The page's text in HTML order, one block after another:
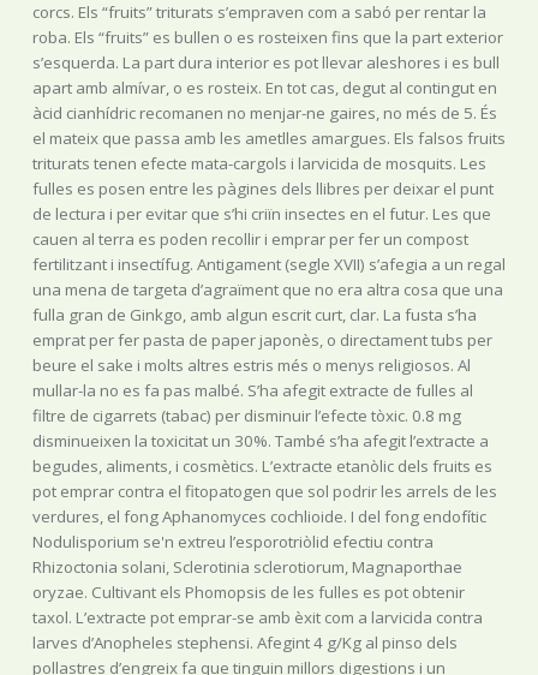
corcs. Els “fruits” triturats s’empraven com a sabó per rentar la
roba. Els “fruits” es bullen o es rosteixen fins que la part exterior
s’esquerda. La part dura interior es pot llevar aleshores i es bull
apart amb almívar, o es rosteix. En tot cas, degut al contingut en
àcid cianhídric recomanen no menjar-ne gaires, no més de 5. És
el mateix que passa amb les ametlles amargues. Els falsos fruits
triturats tenen efecte mata-cargols i larvicida de mosquits. Les
fulles es posen entre les pàgines dels llibres per deixar el punt
de lectura i per evitar que s’hi criïn insectes en el futur. Les que
cauen al terra es poden recollir i emprar per fer un compost
fertilitzant i insectífug. Antigament (segle XVII) s’afegia a un regal
una mena de targeta d’agraïment que no era altra cosa que una
fulla gran de Ginkgo, amb algun escrit curt, clar. La fusta s’ha
emprat per fer pasta de paper japonès, o directament tubs per
beure el sake i molts altres estris més o menys religiosos. Al
mullar-la no es fa pas malbé. S’ha afegit extracte de fulles al
filtre de cigarrets (tabac) per disminuir l’efecte tòxic. 0.8 mg
disminueixen la toxicitat un 30%. També s’ha afegit l’extracte a
begudes, aliments, i cosmètics. L’extracte etanòlic dels fruits es
pot emprar contra el fitopatogen que sol podrir les arrels de les
verdures, el fong Aphanomyces cochlioide. I del fong endofític
Nodulisporium se'n extreu l’esporotriòlid efectiu contra
Rhizoctonia solani, Sclerotinia sclerotiorum, Magnaporthae
oryzae. Cultivant els Phomopsis de les fulles es pot obtenir
taxol. L’extracte pot emprar-se amb èxit com a larvicida contra
larves d’Anopheles stephensi. Afegint 4 g/Kg al pinso dels
pollastres d’engreix fa que tinguin millors digestions i un